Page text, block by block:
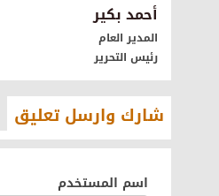
أحمد بكير
المدير العام
رئيس التحرير
شارك وارسل تعليق
اسم المستخدم